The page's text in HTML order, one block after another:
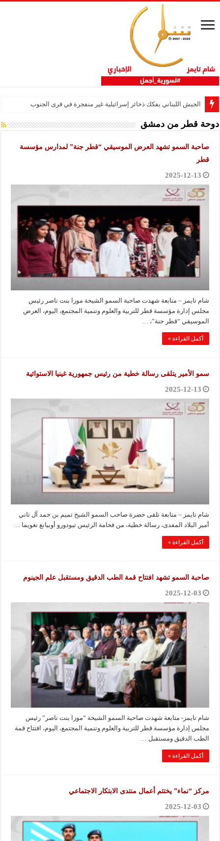
الجيش اللبناني يفكك ذخائر إسرائيلية غير منفجرة في قرى الجنوب
دوحة قطر من دمشق
صاحبة السمو تشهد العرض الموسيقي “قطر جنة” لمدارس مؤسسة
قطر
2025-12-13
شام تايمز – متابعة شهدت صاحبة السمو الشيخة موزا بنت ناصر رئيس
مجلس إدارة مؤسسة قطر للتربية والعلوم وتنمية المجتمع، اليوم، العرض
الموسيقي “قطر جنة”، …
أكمل القراءة »
سمو الأمير يتلقى رسالة خطية من رئيس جمهورية غينيا الاستوائية
2025-12-13
شام تايمز – متابعة تلقى حضرة صاحب السمو الشيخ تميم بن حمد آل ثاني
أمير البلاد المفدى، رسالة خطية، من فخامة الرئيس تيودورو أوبيانغ نغويما …
أكمل القراءة »
صاحبة السمو تشهد افتتاح قمة الطب الدقيق ومستقبل علم الجينوم
2025-12-03
شام تايمز- متابعة شهدت صاحبة السمو الشيخة “موزا بنت ناصر” رئيس
مجلس إدارة مؤسسة قطر للتربية والعلوم وتنمية المجتمع، اليوم، افتتاح قمة
الطب الدقيق ومستقبل …
أكمل القراءة »
مركز “نماء” يختتم أعمال منتدى الابتكار الاجتماعي
2025-12-03